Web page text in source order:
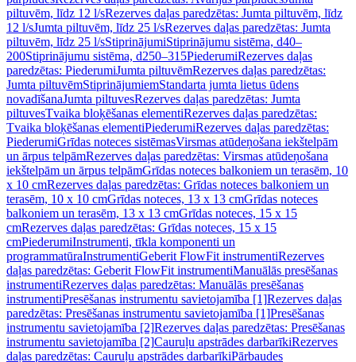
piltuvēm, līdz 12 l/sRezerves daļas paredzētas: Jumta piltuvēm, līdz
12 l/sJumta piltuvēm, līdz 25 l/sRezerves daļas paredzētas: Jumta
piltuvēm, līdz 25 l/sStiprinājumiStiprinājumu sistēma, d40–
200Stiprinājumu sistēma, d250–315PiederumiRezerves daļas
paredzētas: PiederumiJumta piltuvēmRezerves daļas paredzētas:
Jumta piltuvēmStiprinājumiemStandarta jumta lietus ūdens
novadīšanaJumta piltuvesRezerves daļas paredzētas: Jumta
piltuvesTvaika bloķēšanas elementiRezerves daļas paredzētas:
Tvaika bloķēšanas elementiPiederumiRezerves daļas paredzētas:
PiederumiGrīdas noteces sistēmasVirsmas atūdeņošana iekštelpām
un ārpus telpāmRezerves daļas paredzētas: Virsmas atūdeņošana
iekštelpām un ārpus telpāmGrīdas noteces balkoniem un terasēm, 10
x 10 cmRezerves daļas paredzētas: Grīdas noteces balkoniem un
terasēm, 10 x 10 cmGrīdas noteces, 13 x 13 cmGrīdas noteces
balkoniem un terasēm, 13 x 13 cmGrīdas noteces, 15 x 15
cmRezerves daļas paredzētas: Grīdas noteces, 15 x 15
cmPiederumiInstrumenti, tīkla komponenti un
programmatūraInstrumentiGeberit FlowFit instrumentiRezerves
daļas paredzētas: Geberit FlowFit instrumentiManuālās presēšanas
instrumentiRezerves daļas paredzētas: Manuālās presēšanas
instrumentiPresēšanas instrumentu savietojamība [1]Rezerves daļas
paredzētas: Presēšanas instrumentu savietojamība [1]Presēšanas
instrumentu savietojamība [2]Rezerves daļas paredzētas: Presēšanas
instrumentu savietojamība [2]Cauruļu apstrādes darbarīkiRezerves
daļas paredzētas: Cauruļu apstrādes darbarīkiPārbaudes